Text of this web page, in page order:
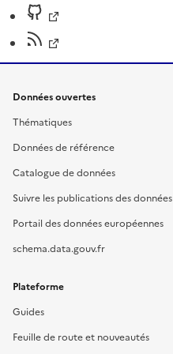
Données ouvertes
Thématiques
Données de référence
Catalogue de données
Suivre les publications des données
Portail des données européennes
schema.data.gouv.fr
Plateforme
Guides
Feuille de route et nouveautés